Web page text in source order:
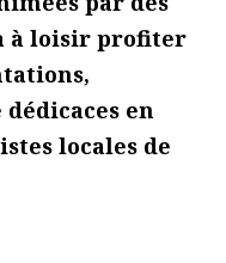
à loisir profiter
en
locales de